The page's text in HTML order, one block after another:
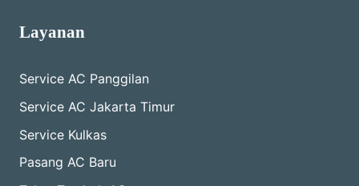
Layanan
Service AC Panggilan
Service AC Jakarta Timur
Service Kulkas
Pasang AC Baru